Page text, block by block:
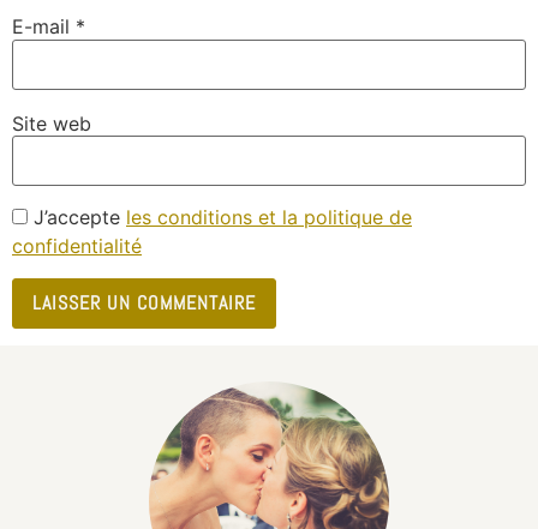
E-mail *
Site web
J’accepte les conditions et la politique de
confidentialité